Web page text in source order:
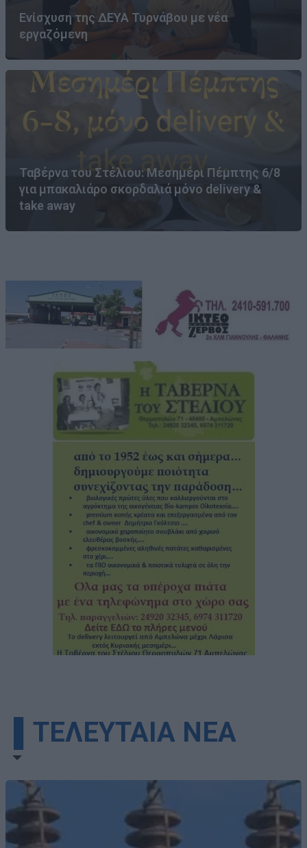
Ενίσχυση της ΔΕΥΑ Τυρνάβου με νέα
εργαζόμενη
Ταβέρνα του Στέλιου: Μεσημέρι Πέμπτης 6/8
για μπακαλιάρο σκορδαλιά μόνο delivery &
take away
▌ΤΕΛΕΥΤΑΙΑ ΝΕΑ